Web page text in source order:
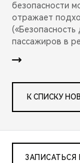
безопасности
отражает
пассажиров в
К СПИСКУ
ЗАПИСАТЬСЯ